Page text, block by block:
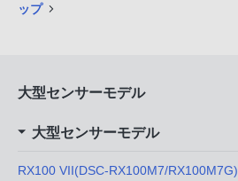
ップ
大型センサーモデル
大型センサーモデル
RX100 VII(DSC-RX100M7/RX100M7G)